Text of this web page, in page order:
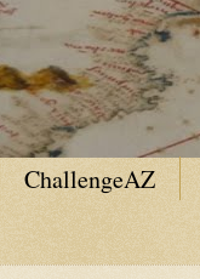
ChallengeAZ